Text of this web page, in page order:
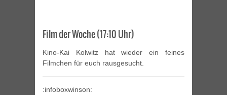
Film der Woche (17:10 Uhr)
Kino-Kai Kolwitz hat wieder ein feines
Filmchen für euch rausgesucht.
:infoboxwinson: